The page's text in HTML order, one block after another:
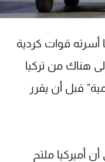
يبلغ من العمر 26 عاما أسرته قوات كردية
هناك من تركيا
قبل أن يقرر
أميركيا ملتح